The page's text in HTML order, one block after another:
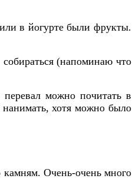
в йогурте были фрукты.
(напоминаю что
можно почитать в
хотя можно было
Очень-очень много